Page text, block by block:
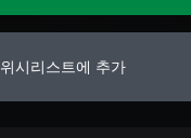
위시리스트에 추가